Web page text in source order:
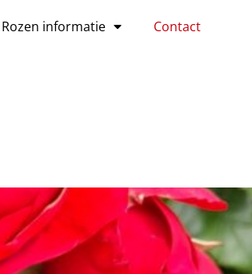
Rozen informatie Contact